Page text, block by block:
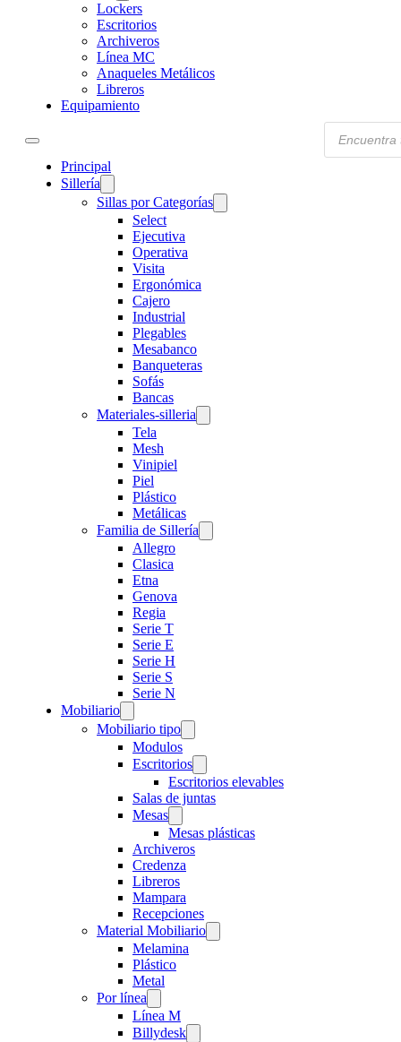
Lockers
Escritorios
Archiveros
Línea MC
Anaqueles Metálicos
Libreros
Equipamiento
Principal
Sillería
Sillas por Categorías
Select
Ejecutiva
Operativa
Visita
Ergonómica
Cajero
Industrial
Plegables
Mesabanco
Banqueteras
Sofás
Bancas
Materiales-silleria
Tela
Mesh
Vinipiel
Piel
Plástico
Metálicas
Familia de Sillería
Allegro
Clasica
Etna
Genova
Regia
Serie T
Serie E
Serie H
Serie S
Serie N
Mobiliario
Mobiliario tipo
Modulos
Escritorios
Escritorios elevables
Salas de juntas
Mesas
Mesas plásticas
Archiveros
Credenza
Libreros
Mampara
Recepciones
Material Mobiliario
Melamina
Plástico
Metal
Por línea
Línea M
Billydesk
Products
search